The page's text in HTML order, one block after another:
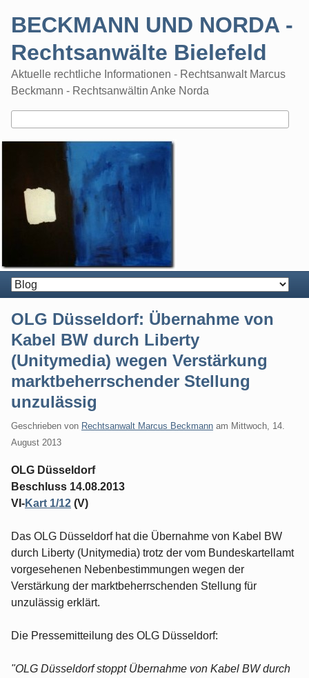
BECKMANN UND NORDA -
Rechtsanwälte Bielefeld
Aktuelle rechtliche Informationen - Rechtsanwalt Marcus
Beckmann - Rechtsanwältin Anke Norda
OLG Düsseldorf: Übernahme von
Kabel BW durch Liberty
(Unitymedia) wegen Verstärkung
marktbeherrschender Stellung
unzulässig
Geschrieben von Rechtsanwalt Marcus Beckmann am Mittwoch, 14.
August 2013
OLG Düsseldorf
Beschluss 14.08.2013
VI-Kart 1/12 (V)
Das OLG Düsseldorf hat die Übernahme von Kabel BW
durch Liberty (Unitymedia) trotz der vom Bundeskartellamt
vorgesehenen Nebenbestimmungen wegen der
Verstärkung der marktbeherrschenden Stellung für
unzulässig erklärt.
Die Pressemitteilung des OLG Düsseldorf:
"OLG Düsseldorf stoppt Übernahme von Kabel BW durch